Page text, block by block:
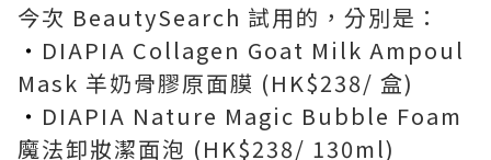
今次 BeautySearch 試用的，分別是：
・ DIAPIA Collagen Goat Milk Ampoul
Mask 羊奶骨膠原面膜 (HK$238/ 盒)
・ DIAPIA Nature Magic Bubble Foam
魔法卸妝潔面泡 (HK$238/ 130ml)